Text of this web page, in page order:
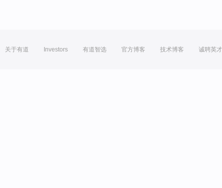
关于有道 Investors 有道智选 官方博客 技术博客 诚聘英才